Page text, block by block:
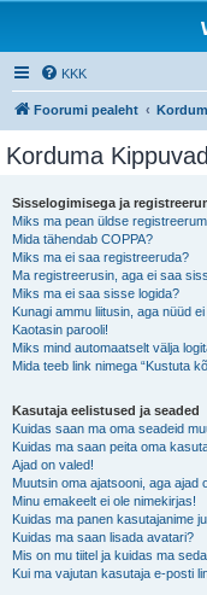
KKK
Foorumi pealeht
Korduma
Sisselogimisega ja
Miks ma pean üldse
Mida tähendab COPPA?
Miks ma ei saa registreeruda?
Ma registreerusin, aga ei saa
Miks ma ei saa sisse logida?
Kunagi ammu liitusin, aga nüüd
Kaotasin parooli!
Miks mind automaatselt välja
Mida teeb link nimega “Kustuta
Kasutaja eelistused ja seaded
Kuidas saan ma oma seadeid
Kuidas ma saan peita oma
Ajad on valed!
Muutsin oma ajatsooni, aga ajad
Minu emakeelt ei ole nimekirjas!
Kuidas ma panen kasutajanime
Kuidas ma saan lisada avatari?
Mis on mu tiitel ja kuidas ma
Kui ma vajutan kasutaja e-posti